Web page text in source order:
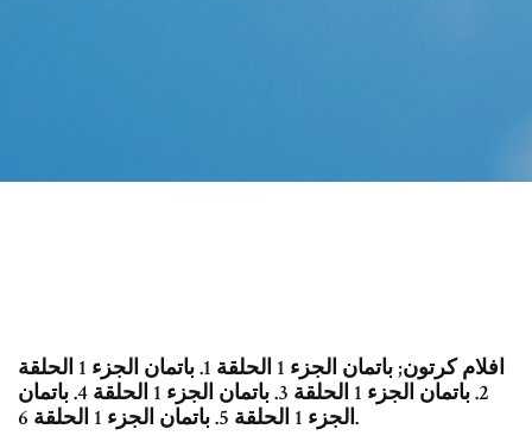
افلام كرتون; باتمان الجزء 1 الحلقة 1. باتمان الجزء 1 الحلقة
2. باتمان الجزء 1 الحلقة 3. باتمان الجزء 1 الحلقة 4. باتمان
الجزء 1 الحلقة 5. باتمان الجزء 1 الحلقة 6.